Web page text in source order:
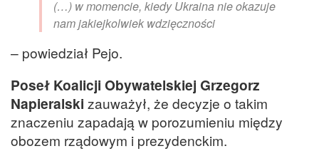
(…) w momencie, kiedy Ukraina nie okazuje
nam jakiejkolwiek wdzięczności
– powiedział Pejo.
Poseł Koalicji Obywatelskiej Grzegorz
Napieralski zauważył, że decyzje o takim
znaczeniu zapadają w porozumieniu między
obozem rządowym i prezydenckim.